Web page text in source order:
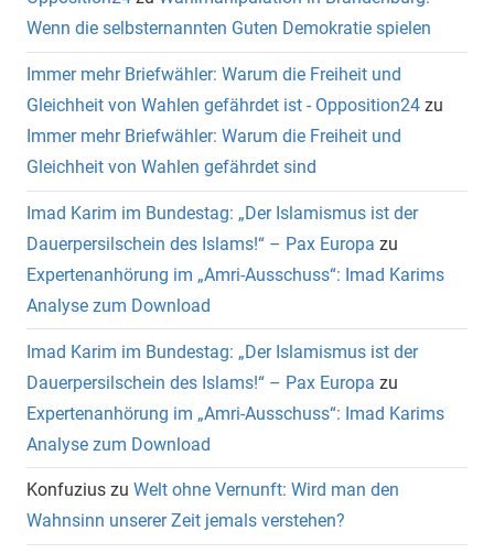
Wenn die selbsternannten Guten Demokratie spielen
Immer mehr Briefwähler: Warum die Freiheit und
Gleichheit von Wahlen gefährdet ist - Opposition24 zu
Immer mehr Briefwähler: Warum die Freiheit und
Gleichheit von Wahlen gefährdet sind
Imad Karim im Bundestag: „Der Islamismus ist der
Dauerpersilschein des Islams!“ – Pax Europa zu
Expertenanhörung im „Amri-Ausschuss“: Imad Karims
Analyse zum Download
Imad Karim im Bundestag: „Der Islamismus ist der
Dauerpersilschein des Islams!“ – Pax Europa zu
Expertenanhörung im „Amri-Ausschuss“: Imad Karims
Analyse zum Download
Konfuzius zu Welt ohne Vernunft: Wird man den
Wahnsinn unserer Zeit jemals verstehen?